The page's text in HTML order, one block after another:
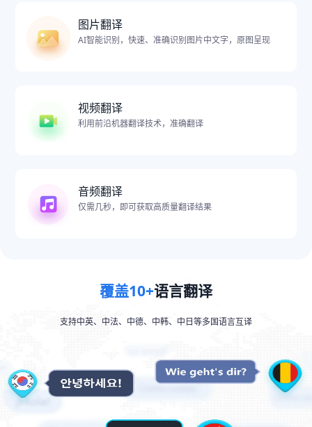
图片翻译
AI智能识别，快速、准确识别图片中文字，原图呈现
视频翻译
利用前沿机器翻译技术，准确翻译
音频翻译
仅需几秒，即可获取高质量翻译结果
覆盖10+语言翻译
支持中英、中法、中德、中韩、中日等多国语言互译